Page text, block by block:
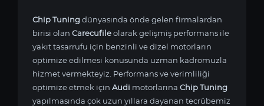
Chip Tuningdünyasında önde gelen firmalardan
birisi olan Carecufileolarak gelişmiş performans ile
yakıt tasarrufu için benzinli ve dizel motorların
optimize edilmesi konusunda uzman kadromuzla
hizmet vermekteyiz. Performans ve verimliliği
optimize etmek için Audi motorlarına Chip Tuning
yapılmasında çok uzun yıllara dayanan tecrübemiz